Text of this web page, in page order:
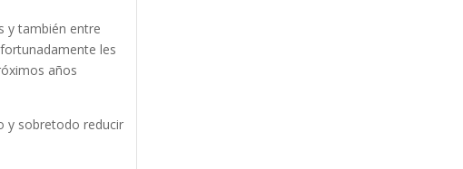
y también entre
les
años
y sobretodo reducir